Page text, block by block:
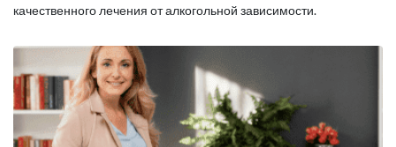
качественного лечения от алкогольной зависимости.